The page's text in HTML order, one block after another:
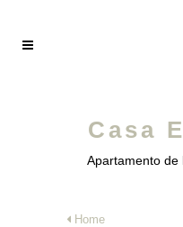
Casa
Apartamento de
Home